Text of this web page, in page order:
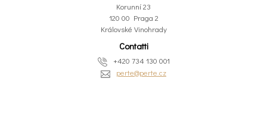
Korunní 23
120 00 Praga 2
Královské Vinohrady
Contatti
+420 734 130 001
perte@perte.cz